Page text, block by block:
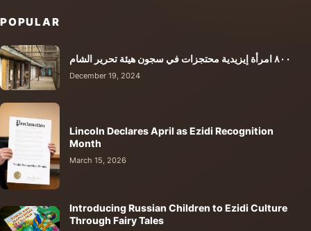
POPULAR
٨٠٠ امرأة إيزيدية محتجزات في سجون هيئة تحرير الشام
December 19, 2024
Lincoln Declares April as Ezidi Recognition
Month
March 15, 2026
Introducing Russian Children to Ezidi Culture
Through Fairy Tales